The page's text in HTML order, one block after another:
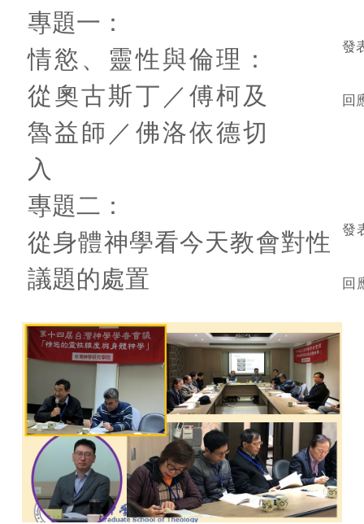
專題一：
情慾、靈性與倫理：
從奧古斯丁／傅柯及
魯益師／佛洛依德切
入
發
回
專題二：
從身體神學看今天教會對性
議題的處置
發
回